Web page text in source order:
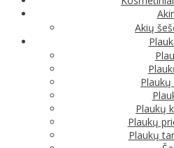
Akių
Plaukų
Plaukų
Plaukų